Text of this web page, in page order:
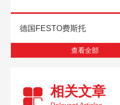
德国FESTO费斯托
查看全部
相关文章